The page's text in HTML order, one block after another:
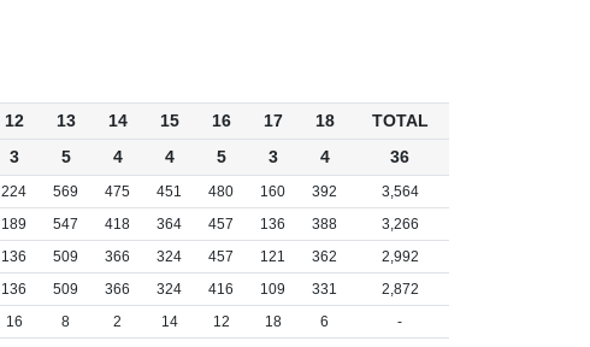
12 13 14 15 16 17 18
TOTAL
3 5 4 4 5 3 4 36
224 569 475 451 480 160 392
3,564
189 547 418 364 457 136 388
3,266
136 509 366 324 457 121 362
2,992
136 509 366 324 416 109 331
2,872
16 8 2 14 12 18 6 -